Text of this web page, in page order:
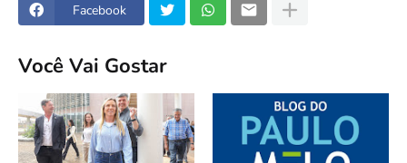
Facebook
Você Vai Gostar